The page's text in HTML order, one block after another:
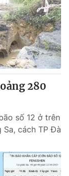
280
số 12 ở trên
Sa, cách TP Đà